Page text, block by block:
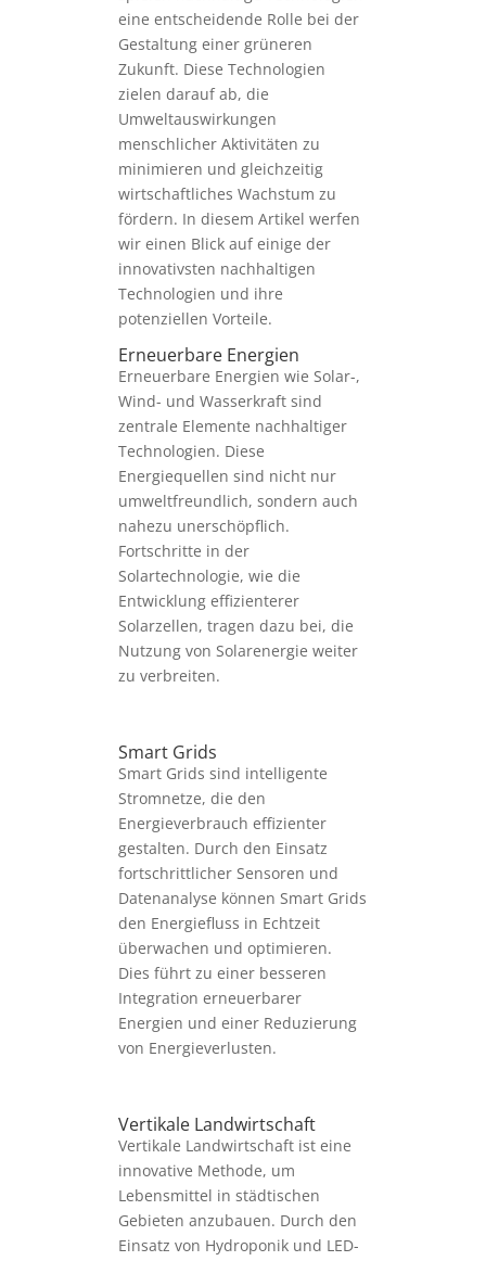
eine entscheidende Rolle bei der
Gestaltung einer grüneren
Zukunft. Diese Technologien
zielen darauf ab, die
Umweltauswirkungen
menschlicher Aktivitäten zu
minimieren und gleichzeitig
wirtschaftliches Wachstum zu
fördern. In diesem Artikel werfen
wir einen Blick auf einige der
innovativsten nachhaltigen
Technologien und ihre
potenziellen Vorteile.
Erneuerbare Energien
Erneuerbare Energien wie Solar-,
Wind- und Wasserkraft sind
zentrale Elemente nachhaltiger
Technologien. Diese
Energiequellen sind nicht nur
umweltfreundlich, sondern auch
nahezu unerschöpflich.
Fortschritte in der
Solartechnologie, wie die
Entwicklung effizienterer
Solarzellen, tragen dazu bei, die
Nutzung von Solarenergie weiter
zu verbreiten.
Smart Grids
Smart Grids sind intelligente
Stromnetze, die den
Energieverbrauch effizienter
gestalten. Durch den Einsatz
fortschrittlicher Sensoren und
Datenanalyse können Smart Grids
den Energiefluss in Echtzeit
überwachen und optimieren.
Dies führt zu einer besseren
Integration erneuerbarer
Energien und einer Reduzierung
von Energieverlusten.
Vertikale Landwirtschaft
Vertikale Landwirtschaft ist eine
innovative Methode, um
Lebensmittel in städtischen
Gebieten anzubauen. Durch den
Einsatz von Hydroponik und LED-